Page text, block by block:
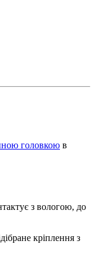
головкою в
з вологою, до
кріплення з